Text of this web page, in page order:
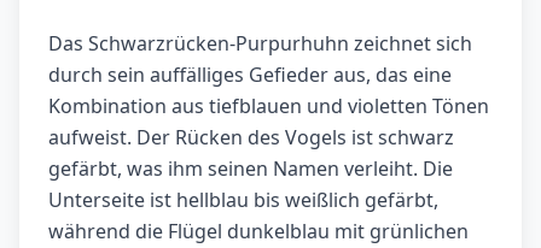
Das Schwarzrücken-Purpurhuhn zeichnet sich
durch sein auffälliges Gefieder aus, das eine
Kombination aus tiefblauen und violetten Tönen
aufweist. Der Rücken des Vogels ist schwarz
gefärbt, was ihm seinen Namen verleiht. Die
Unterseite ist hellblau bis weißlich gefärbt,
während die Flügel dunkelblau mit grünlichen